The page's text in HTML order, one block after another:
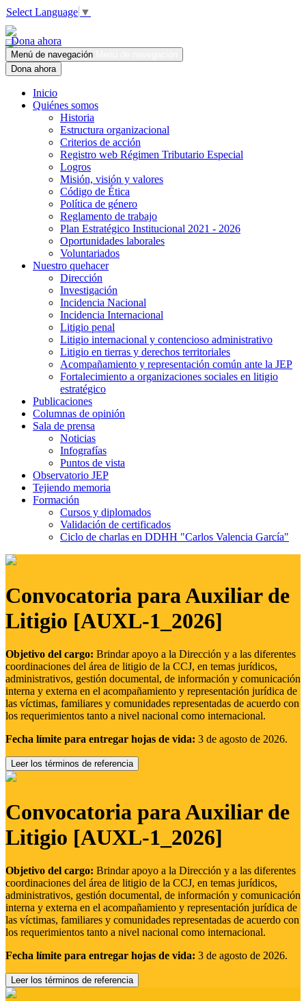
Select Language ▼
Dona ahora
Menú de navegación
Dona ahora
Inicio
Quiénes somos
Historia
Estructura organizacional
Criterios de acción
Registro web Régimen Tributario Especial
Logros
Misión, visión y valores
Código de Ética
Política de género
Reglamento de trabajo
Plan Estratégico Institucional 2021 - 2026
Oportunidades laborales
Voluntariados
Nuestro quehacer
Dirección
Investigación
Incidencia Nacional
Incidencia Internacional
Litigio penal
Litigio internacional y contencioso administrativo
Litigio en tierras y derechos territoriales
Acompañamiento y representación común ante la JEP
Fortalecimiento a organizaciones sociales en litigio
estratégico
Publicaciones
Columnas de opinión
Sala de prensa
Noticias
Infografías
Puntos de vista
Observatorio JEP
Tejiendo memoria
Formación
Cursos y diplomados
Validación de certificados
Ciclo de charlas en DDHH "Carlos Valencia García"
Convocatoria para Auxiliar de
Litigio [AUXL-1_2026]
Objetivo del cargo: Brindar apoyo a la Dirección y a las diferentes
coordinaciones del área de litigio de la CCJ, en temas jurídicos,
administrativos, gestión documental, de información y comunicación
interna y externa en el acompañamiento y representación jurídica de
las víctimas, familiares y comunidades representadas de acuerdo con
los requerimientos tanto a nivel nacional como internacional.
Fecha límite para entregar hojas de vida: 3 de agosto de 2026.
Leer los términos de referencia
Convocatoria para Auxiliar de
Litigio [AUXL-1_2026]
Objetivo del cargo: Brindar apoyo a la Dirección y a las diferentes
coordinaciones del área de litigio de la CCJ, en temas jurídicos,
administrativos, gestión documental, de información y comunicación
interna y externa en el acompañamiento y representación jurídica de
las víctimas, familiares y comunidades representadas de acuerdo con
los requerimientos tanto a nivel nacional como internacional.
Fecha límite para entregar hojas de vida: 3 de agosto de 2026.
Leer los términos de referencia